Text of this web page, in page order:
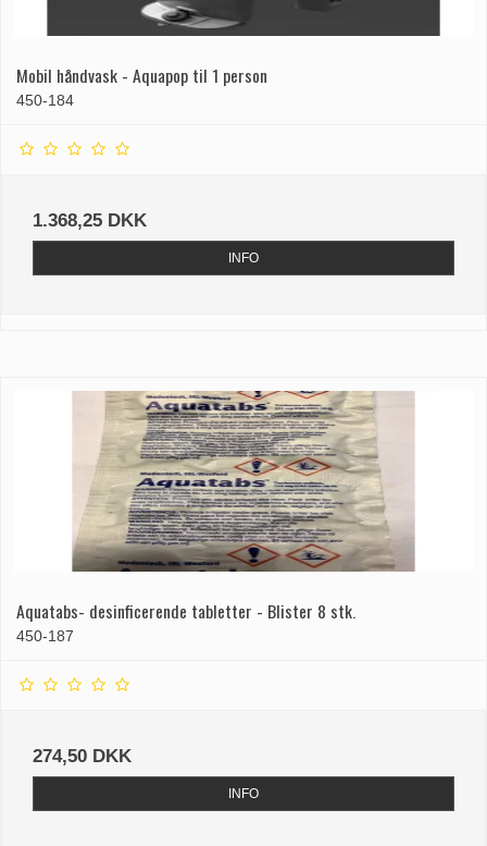
Mobil håndvask - Aquapop til 1 person
450-184
1.368,25 DKK
INFO
Aquatabs- desinficerende tabletter - Blister 8 stk.
450-187
274,50 DKK
INFO